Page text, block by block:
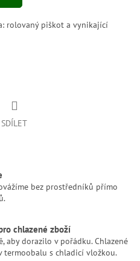
rolovaný piškot a vynikající
SDÍLET
bez prostředníků přímo
chlazené zboží
aby dorazilo v pořádku. Chlazené
termoobalu s chladicí vložkou.